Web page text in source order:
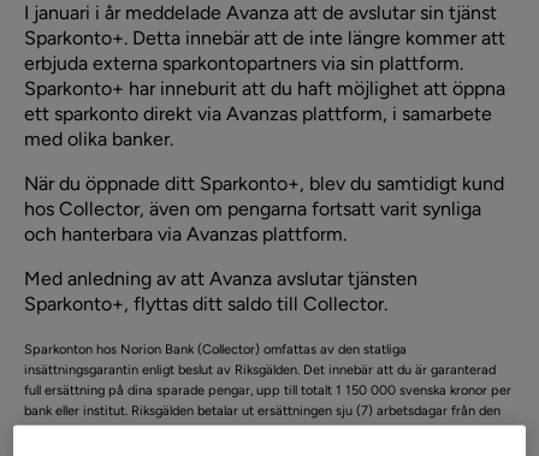
I januari i år meddelade Avanza att de avslutar sin tjänst
Sparkonto+. Detta innebär att de inte längre kommer att
erbjuda externa sparkontopartners via sin plattform.
Sparkonto+ har inneburit att du haft möjlighet att öppna
ett sparkonto direkt via Avanzas plattform, i samarbete
med olika banker.
När du öppnade ditt Sparkonto+, blev du samtidigt kund
hos Collector, även om pengarna fortsatt varit synliga
och hanterbara via Avanzas plattform.
Med anledning av att Avanza avslutar tjänsten
Sparkonto+, flyttas ditt saldo till Collector.
Sparkonton hos Norion Bank (Collector) omfattas av den statliga
insättningsgarantin enligt beslut av Riksgälden. Det innebär att du är garanterad
full ersättning på dina sparade pengar, upp till totalt 1 150 000 svenska kronor per
bank eller institut. Riksgälden betalar ut ersättningen sju (7) arbetsdagar från den
dag Collector försattes i konkurs eller Finansinspektionen beslutade att garantin